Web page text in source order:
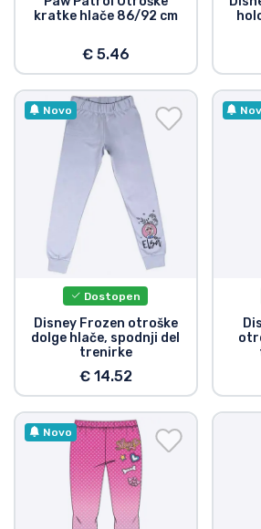
kratke hlače 86/92 cm
€ 5.46
Novo
Dostopen
Disney Frozen otroške
dolge hlače, spodnji del
trenirke
€ 14.52
Novo
Risani izdelki
Anime izdelki
Gamer izdelki
Športne izdelki
Glasbene izdelki
Vrste izdelkov